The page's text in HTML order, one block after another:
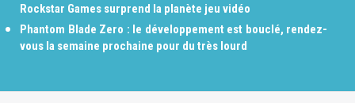
Rockstar Games surprend la planète jeu vidéo
Phantom Blade Zero : le développement est bouclé, rendez-
vous la semaine prochaine pour du très lourd